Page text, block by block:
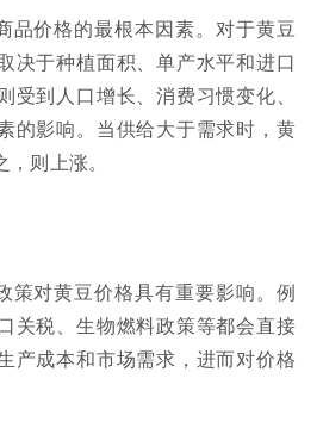
品价格的最根本因素。对于黄豆
决于种植面积、单产水平和进口
受到人口增长、消费习惯变化、
的影响。当供给大于需求时，黄
则上涨。
策对黄豆价格具有重要影响。例
关税、生物燃料政策等都会直接
产成本和市场需求，进而对价格